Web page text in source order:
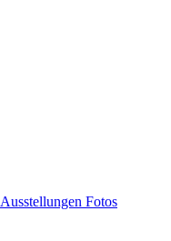
Ausstellungen Fotos